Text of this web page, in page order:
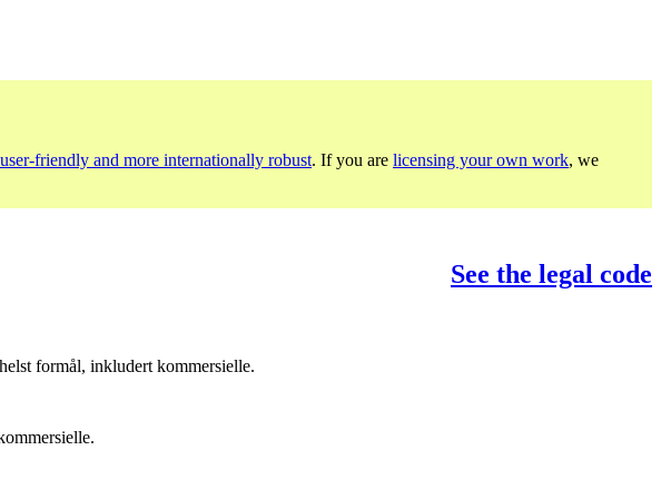
friendly and more internationally robust. If you are licensing your own work, we
See the legal code
formål, inkludert kommersielle.